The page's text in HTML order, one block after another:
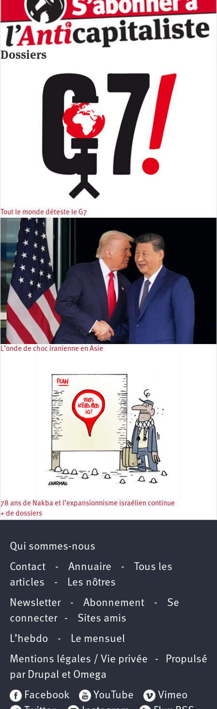
Dossiers
Tout le monde déteste le G7
L’onde de choc iranienne en Asie
78 ans de Nakba et l’expansionnisme israélien continue
+ de dossiers
Qui sommes-nous
Contact - Annuaire -
Tous les
articles - Les nôtres
Newsletter- Abonnement - Se
connecter- Sites amis
L’hebdo - Le mensuel
Mentions légales / Vie privée - Propulsé
par Drupal et Omega
Facebook
YouTube
Vimeo